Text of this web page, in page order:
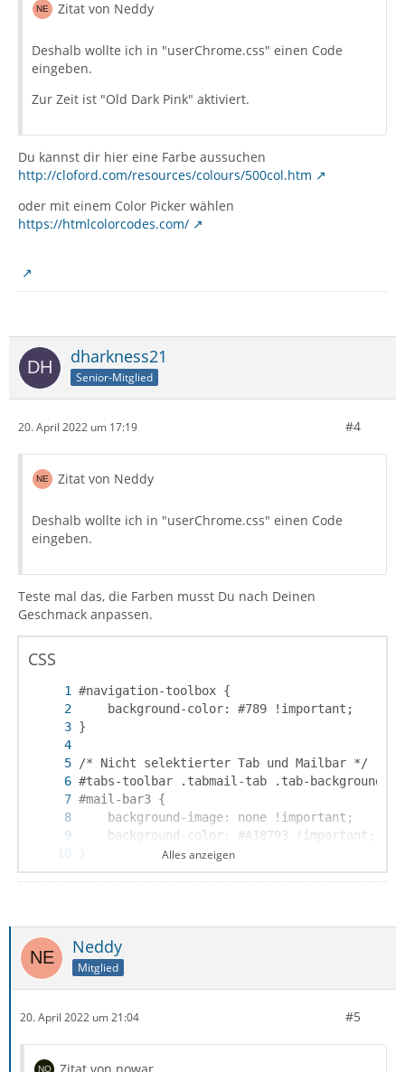
Zitat von Neddy
Deshalb wollte ich in "userChrome.css" einen Code
eingeben.
Zur Zeit ist "Old Dark Pink" aktiviert.
Du kannst dir hier eine Farbe aussuchen
http://cloford.com/resources/colours/500col.htm
oder mit einem Color Picker wählen
https://htmlcolorcodes.com/
dharkness21
Senior-Mitglied
20. April 2022 um 17:19 #4
Zitat von Neddy
Deshalb wollte ich in "userChrome.css" einen Code
eingeben.
Teste mal das, die Farben musst Du nach Deinen
Geschmack anpassen.
CSS
}
Alles anzeigen
Neddy
Mitglied
20. April 2022 um 21:04 #5